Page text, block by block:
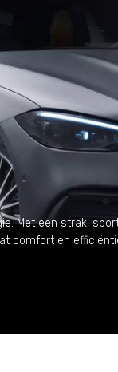
Met een strak,
comfort en